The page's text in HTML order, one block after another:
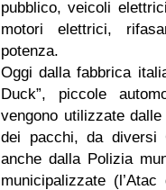
pubblico, veicoli
motori elettrici,
potenza.
Oggi dalla fabbrica
Duck”, piccole
vengono utilizzate
dei pacchi, da
anche dalla Polizia
municipalizzate